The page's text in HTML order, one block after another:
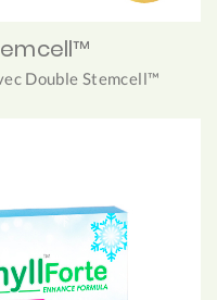
Double Stemcell™